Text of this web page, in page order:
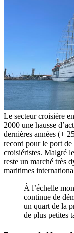
Le secteur croisière
2000 une hausse
dernières années (+
record pour le port de
croisiéristes. Malgré
reste un marché très
maritimes
À l’échelle
continue de
un quart de la
de plus petites